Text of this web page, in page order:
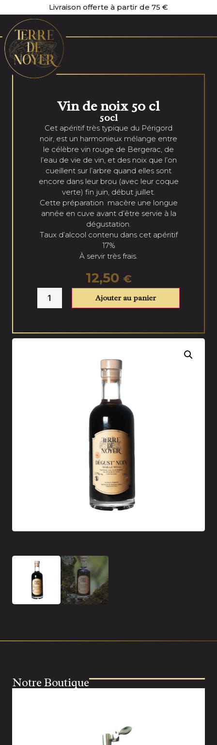
Livraison offerte à partir de 75 €
Vin de noix 50 cl
50cl
Cet apéritif très typique du Périgord
noir, est un harmonieux mélange entre
le célèbre vin rouge de Bergerac, de
l’eau de vie de vin, et des noix que l’on
cueillent sur l’arbre quand elles sont
encore dans leur brou (avec leur coque
verte) fin juin, début juillet.
Cette préparation macère une longue
année en cuve avant d’être servie à la
dégustation.
Taux d’alcool contenu dans cet apéritif
17%
À servir très frais.
12,50 €
Ajouter au panier
Notre Boutique